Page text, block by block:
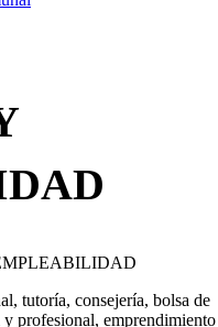
tutoría, consejería, bolsa de
profesional, emprendimiento